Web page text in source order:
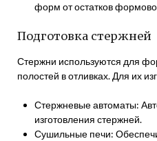
форм от остатков
Подготовка стержней
Стержни используются для
полостей в отливках. Для их
Стержневые автоматы:
изготовления стержней.
Сушильные печи: